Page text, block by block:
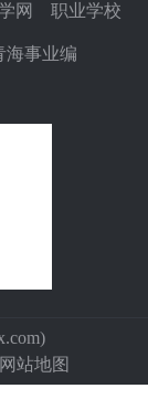
网 职业学校
海事业编
)
网站地图